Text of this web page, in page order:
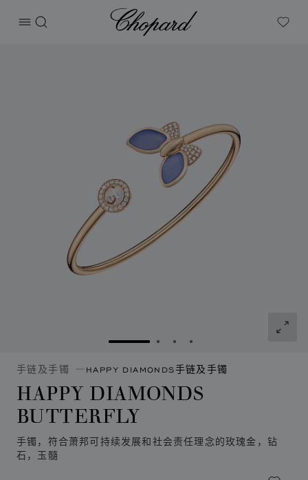
打开菜单
搜索
Chopard
My
转到幻灯片 1转到幻灯片 2
转到幻灯片 3
转到幻灯片 4
手链及手镯 HAPPY DIAMONDS手链及手镯
HAPPY DIAMONDS
BUTTERFLY
手镯，符合萧邦可持续发展和社会责任理念的玫瑰金，钻
石，玉髓